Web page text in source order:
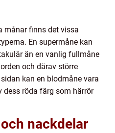
månar finns det vissa
En supermåne kan
än en vanlig fullmåne
och därav större
kan en blodmåne vara
dess röda färg som härrör
nackdelar